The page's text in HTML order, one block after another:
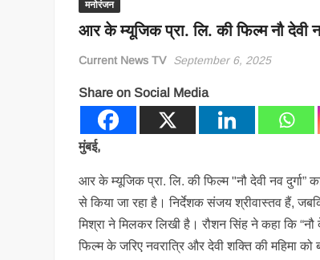
मनोरंजन
आर के म्यूजिक प्रा. लि. की फिल्म नौ देवी
Current News TV September 6, 2025
Share on Social Media
मुंबई,
आर के म्यूजिक प्रा. लि. की फिल्म "नौ देवी नव दुर्गा”
से किया जा रहा है। निर्देशक संजय श्रीवास्तव हैं,
मिश्रा ने मिलकर लिखी है। रौशन सिंह ने कहा कि “नौ
फिल्म के जरिए नवरात्रि और देवी शक्ति की महिमा